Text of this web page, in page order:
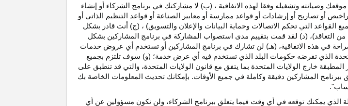
وصيانته وتشغيله وفقا لهذه الاتفاقية ، (ب) لا مشاركتك في برنامج الشركاء أو إنشاء
أو تصاريح أو إرشادات أو قواعد ممارسة أو معايير الصناعة أو قواعد التنظيم الذاتي أو
التي تحكم الاتصالات وحماية البيانات والإعلان والتسويق) ، (ج) أنت قادر بشكل
من التعاقد)، (د) لقد قمت بتقييم مدى استصواب
المشاركة في برنامج المشاركين بشكل
في هذه الاتفاقية، (هـ) لن تشارك في برنامج المشاركين أو تستخدم أي عروض خدمات
الذي تفرضه حكومات البلد الذي تستخدم فيه أي عرض خدمة؛ (و) سوف تلتزم بجميع
المطبقة خارج الولايات المتحدة بما يتفق مع قانون الولايات المتحدة، والتي قد تنطبق على
ببرنامج المشاركين دقيقة وكاملة في جميع الأوقات. بإمكانك تحديث المعلومات الخاصة بك
الذي يمكنك توقعه في أي وقت فيما يتعلق ببرنامج الشركاء، ولن نكون مسؤولين عن أي